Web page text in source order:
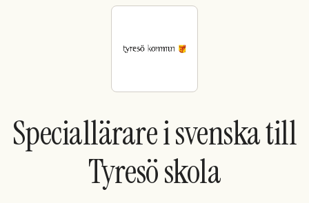
För arbetsgivare
Sök med AI
Ny här? Skapa konto
Speciallärare i svenska till
Tyresö skola